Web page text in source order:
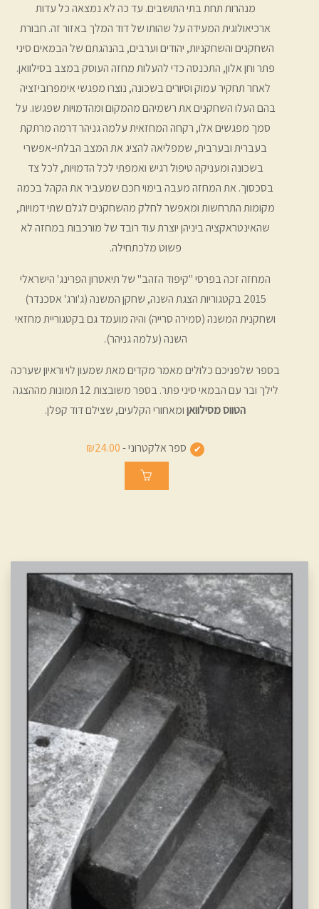
מנהרות תחת בתי התושבים. עד כה לא נמצאה כל עדות
ארכיאולוגית המעידה על שהותו של דוד המלך באזור זה. חבורת
השחקנים והשחקניות, יהודים וערבים, בהנהגתם של הבמאים סיני
פתר וחן אלון, התכנסה כדי להעלות מחזה העוסק במצב בסילוואן.
לאחר תחקיר עמוק וסיורים בשכונה, נוצרו מפגשי אימפרוביזציה
בהם העלו השחקנים את רשמיהם מהמקום ומהדמויות שפגשו. על
סמך מפגשים אלו, רקחה המחזאית עלמה גניהר דרמה מרתקת
בעברית ובערבית, שמפליאה להציג את המצב הבלתי-אפשרי
בשכונה ומעניקה טיפול רגיש ואמפתי לכל הדמויות, לכל צד
בסכסוך. את המחזה מעבה בימוי חכם שמעביר את הקהל בכמה
מקומות התרחשות ומאפשר לחלק מהשחקנים לגלם שתי דמויות,
שהאינטראקציה ביניהן יוצרת עוד רובד של מורכבות במחזה לא
פשוט מלכתחילה.
המחזה זכה בפרסי "קיפוד הזהב" של תיאטרון הפרינג' הישראלי
2015 בקטגוריות הצגת השנה, שחקן המשנה (ג'ורג' אסכנדר)
ושחקנית המשנה (סמירה סרייה) והיה מועמד גם בקטגוריית מחזאי
השנה (עלמה גניהר).
בספר שלפניכם כלולים מאמר מקדים מאת שמעון לוי וראיון שערכה
לילך ובר עם הבמאי סיני פתר. בספר משובצות 12 תמונות מההצגה
הטווס מסילוואןומאחורי הקלעים, שצילם דוד קפלן.
ספר אלקטרוני -₪24.00